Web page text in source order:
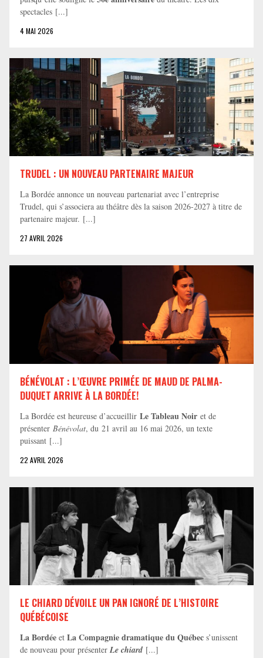
spectacles [...]
4 MAI 2026
TRUDEL : UN NOUVEAU PARTENAIRE MAJEUR
La Bordée annonce un nouveau partenariat avec l’entreprise
Trudel, qui s’associera au théâtre dès la saison 2026-2027 à titre de
partenaire majeur. [...]
27 AVRIL 2026
BÉNÉVOLAT : L’ŒUVRE PRIMÉE DE MAUD DE PALMA-
DUQUET ARRIVE À LA BORDÉE!
La Bordée est heureuse d’accueillir Le Tableau Noir et de
présenter Bénévolat, du 21 avril au 16 mai 2026, un texte
puissant [...]
22 AVRIL 2026
LE CHIARD DÉVOILE UN PAN IGNORÉ DE L’HISTOIRE
QUÉBÉCOISE
La Bordée et La Compagnie dramatique du Québec s’unissent
de nouveau pour présenter Le chiard [...]